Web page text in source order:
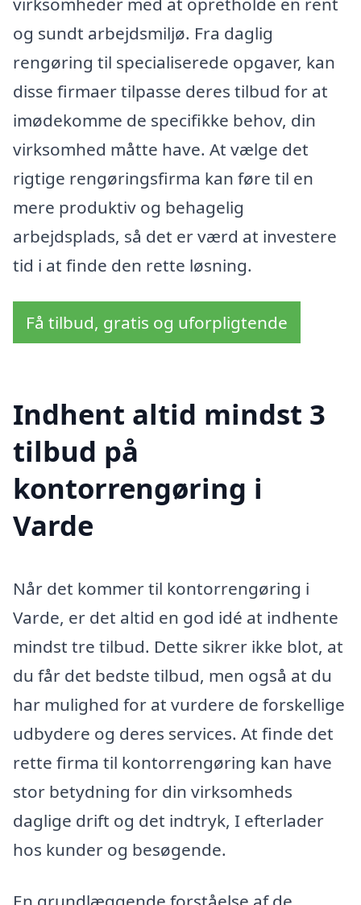
og sundt arbejdsmiljø. Fra daglig
rengøring til specialiserede opgaver, kan
disse firmaer tilpasse deres tilbud for at
imødekomme de specifikke behov, din
virksomhed måtte have. At vælge det
rigtige rengøringsfirma kan føre til en
mere produktiv og behagelig
arbejdsplads, så det er værd at investere
tid i at finde den rette løsning.
Få tilbud, gratis og uforpligtende
Indhent altid mindst 3
tilbud på
kontorrengøring i
Varde
Når det kommer til kontorrengøring i
Varde, er det altid en god idé at indhente
mindst tre tilbud. Dette sikrer ikke blot, at
du får det bedste tilbud, men også at du
har mulighed for at vurdere de forskellige
udbydere og deres services. At finde det
rette firma til kontorrengøring kan have
stor betydning for din virksomheds
daglige drift og det indtryk, I efterlader
hos kunder og besøgende.